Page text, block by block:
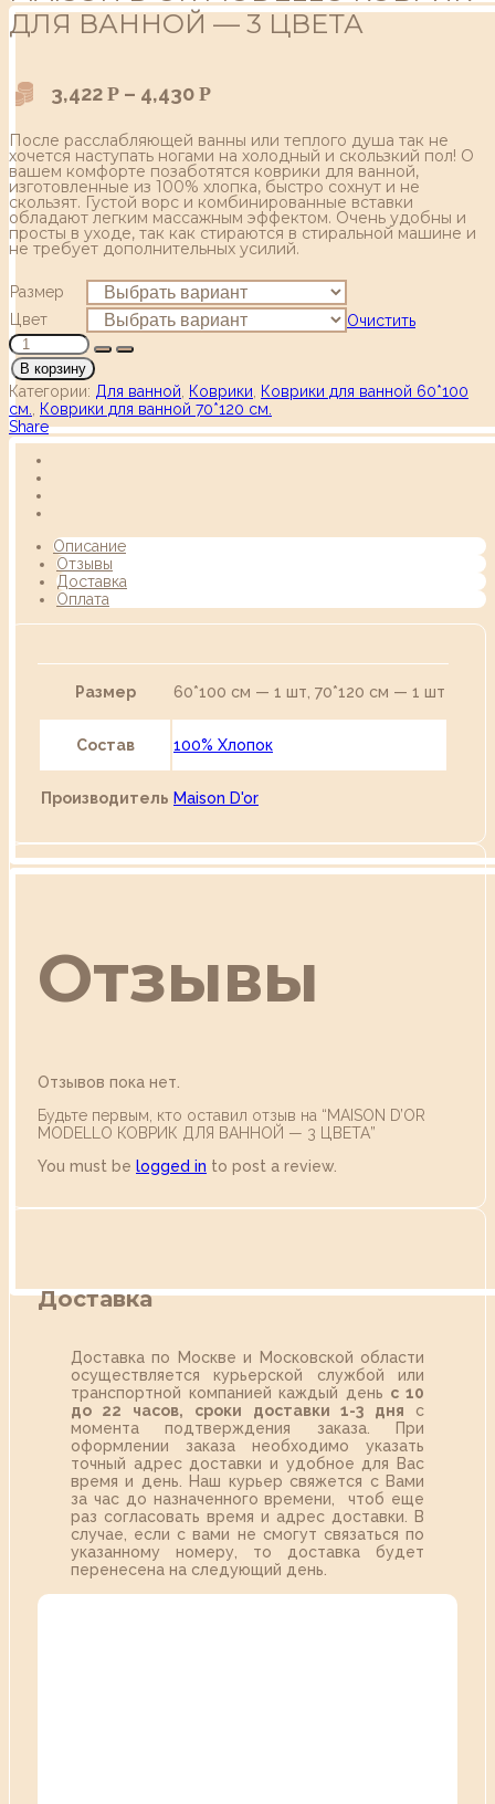
ДЛЯ ВАННОЙ — 3 ЦВЕТА
3,422 Р – 4,430 Р
После расслабляющей ванны или теплого душа так не
хочется наступать ногами на холодный и скользкий пол! О
вашем комфорте позаботятся коврики для ванной,
изготовленные из 100% хлопка, быстро сохнут и не
скользят. Густой ворс и комбинированные вставки
обладают легким массажным эффектом. Очень удобны и
просты в уходе, так как стираются в стиральной машине и
не требует дополнительных усилий.
Размер
Цвет
Очистить
В корзину
Категории: Для ванной Коврики
Коврики для ванной 60*100
см.
Коврики для ванной 70*120 см.
Share
Описание
Отзывы
Доставка
Оплата
Размер 60*100 см — 1 шт, 70*120 см — 1 шт
Состав 100% Хлопок
Производитель Maison D'or
Отзывы
Отзывов пока нет.
Будьте первым, кто оставил отзыв на “MAISON D’OR
MODELLO КОВРИК ДЛЯ ВАННОЙ — 3 ЦВЕТА”
You must be logged in to post a review.
Доставка
Доставка по Москве и Московской области
осуществляется курьерской службой или
транспортной компанией каждый день с 10
до 22 часов,
сроки доставки 1-3 дня с
момента подтверждения заказа. При
оформлении заказа необходимо указать
точный адрес доставки и удобное для Вас
время и день. Наш курьер свяжется с Вами
за час до назначенного времени, чтоб еще
раз согласовать время и адрес доставки. В
случае, если с вами не смогут связаться по
указанному номеру, то доставка будет
перенесена на следующий день.